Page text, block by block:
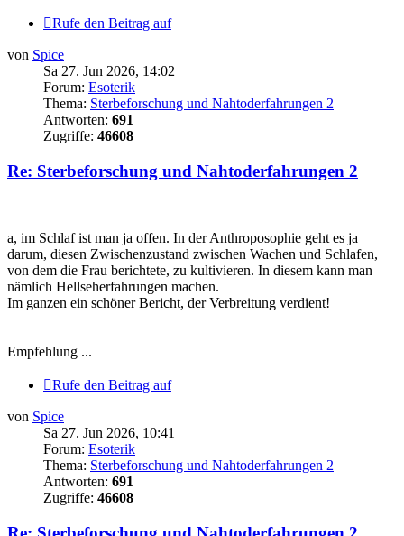
Rufe den Beitrag auf
von Spice
Sa 27. Jun 2026, 14:02
Forum: Esoterik
Thema: Sterbeforschung und Nahtoderfahrungen 2
Antworten: 691
Zugriffe: 46608
Re: Sterbeforschung und Nahtoderfahrungen 2
a, im Schlaf ist man ja offen. In der Anthroposophie geht es ja
darum, diesen Zwischenzustand zwischen Wachen und Schlafen,
von dem die Frau berichtete, zu kultivieren. In diesem kann man
nämlich Hellseherfahrungen machen.
Im ganzen ein schöner Bericht, der Verbreitung verdient!
Empfehlung ...
Rufe den Beitrag auf
von Spice
Sa 27. Jun 2026, 10:41
Forum: Esoterik
Thema: Sterbeforschung und Nahtoderfahrungen 2
Antworten: 691
Zugriffe: 46608